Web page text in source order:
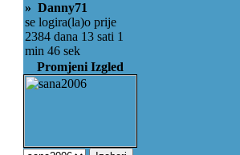
» Danny71
se logira(la)o prije
2384 dana 13 sati 1
min 46 sek
Promjeni Izgled